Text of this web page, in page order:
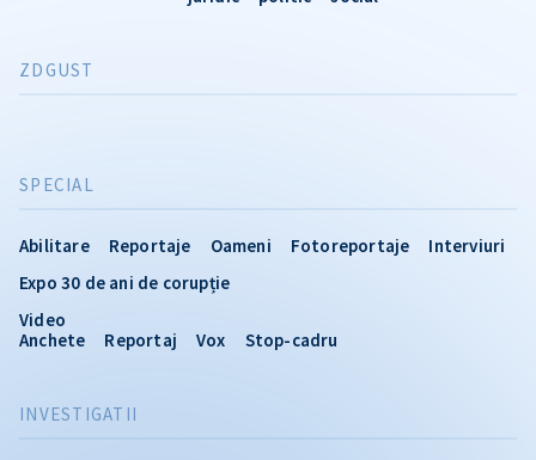
INVESTIGATII
SPECIAL
Abilitare Reportaje Oameni Fotoreportaje
Interviuri
Expo 30 de ani de corupție
Video
Anchete
Reportaj Vox Stop-cadru
ZDGUST